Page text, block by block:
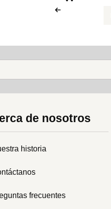
de nosotros
historia
frecuentes